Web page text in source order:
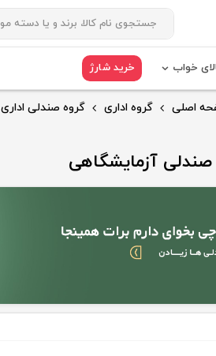
خواب خرید شارژ
اصلی گروه اداری گروه صندلی اداری
آزمایشگاهی